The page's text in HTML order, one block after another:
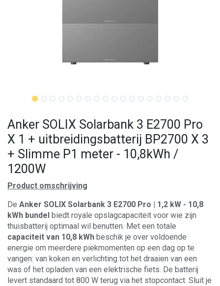
Anker SOLIX Solarbank 3 E2700 Pro
X 1 + uitbreidingsbatterij BP2700 X 3
+ Slimme P1 meter - 10,8kWh /
1200W
Product omschrijving
De Anker SOLIX Solarbank 3 E2700 Pro | 1,2 kW - 10,8
kWh bundel biedt royale opslagcapaciteit voor wie zijn
thuisbatterij optimaal wil benutten. Met een totale
capaciteit van 10,8 kWh beschik je over voldoende
energie om meerdere piekmomenten op een dag op te
vangen: van koken en verlichting tot het draaien van een
was of het opladen van een elektrische fiets. De batterij
levert standaard tot 800 W terug via het stopcontact. Sluit je